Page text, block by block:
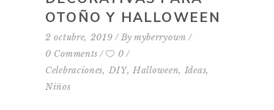
OTOÑO Y HALLOWEEN
2 octubre, 2019 By myberryown
0 Comments
0
Celebraciones,DIY,Halloween,Ideas,
Niños